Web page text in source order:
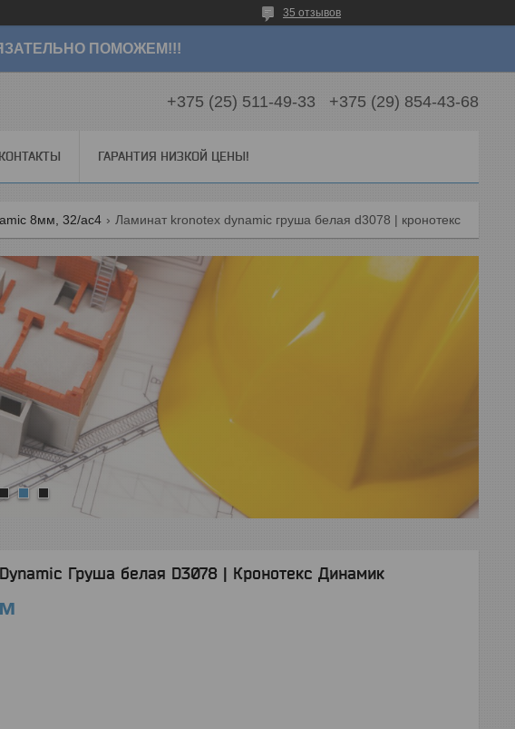
35 отзывов
ПОМОЖЕМ!!!
+375 (25) 511-49-33 +375 (29) 854-43-68
КОНТАКТЫ ГАРАНТИЯ НИЗКОЙ ЦЕНЫ!
8мм, 32/ac4
Груша белая D3078 | Кронотекс Динамик